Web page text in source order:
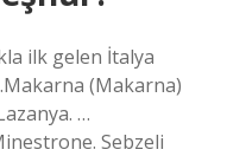
ilk gelen İtalya
(Makarna)
…
Sebzeli